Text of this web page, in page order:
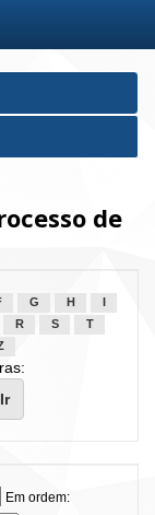
de
G H
R S
T
Em ordem: